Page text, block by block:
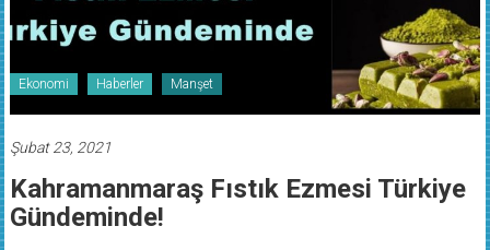
Ekonomi Haberler Manşet
Şubat 23, 2021
Kahramanmaraş Fıstık Ezmesi Türkiye
Gündeminde!